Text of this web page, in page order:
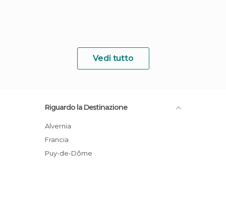
Vedi tutto
Riguardo la Destinazione
Alvernia
Francia
Puy-de-Dôme